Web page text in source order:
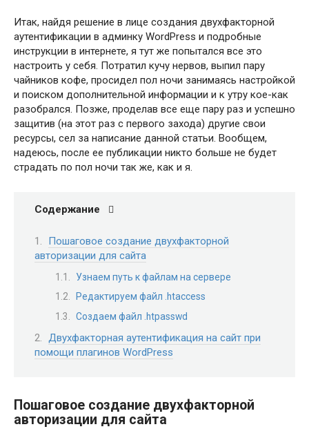
Итак, найдя решение в лице создания двухфакторной
аутентификации в админку WordPress и подробные
инструкции в интернете, я тут же попытался все это
настроить у себя. Потратил кучу нервов, выпил пару
чайников кофе, просидел пол ночи занимаясь настройкой
и поиском дополнительной информации и к утру кое-как
разобрался. Позже, проделав все еще пару раз и успешно
защитив (на этот раз с первого захода) другие свои
ресурсы, сел за написание данной статьи. Вообщем,
надеюсь, после ее публикации никто больше не будет
страдать по пол ночи так же, как и я.
Содержание
Пошаговое создание двухфакторной
авторизации для сайта
Узнаем путь к файлам на сервере
Редактируем файл .htaccess
Создаем файл .htpasswd
Двухфакторная аутентификация на сайт при
помощи плагинов WordPress
Пошаговое создание двухфакторной
авторизации для сайта